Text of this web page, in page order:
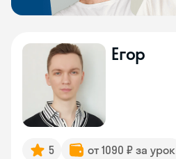
Егор
5 от 1090 ₽ за урок